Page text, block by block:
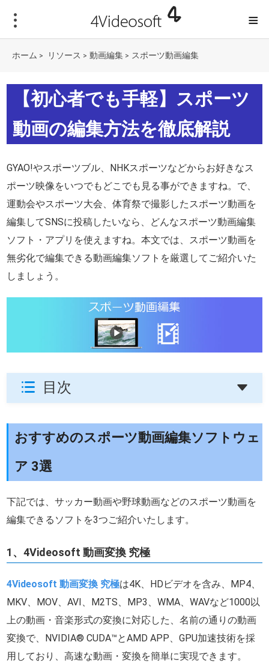
≡
ホーム > リソース > 動画編集 > スポーツ動画編集
【初心者でも手軽】スポーツ
動画の編集方法を徹底解説
GYAO!やスポーツブル、NHKスポーツなどからお好きなス
ポーツ映像をいつでもどこでも見る事ができますね。で、
運動会やスポーツ大会、体育祭で撮影したスポーツ動画を
編集してSNSに投稿したいなら、どんなスポーツ動画編集
ソフト・アプリを使えますね。本文では、スポーツ動画を
無劣化で編集できる動画編集ソフトを厳選してご紹介いた
しましょう。
目次
おすすめのスポーツ動画編集ソフトウェ
ア 3選
下記では、サッカー動画や野球動画などのスポーツ動画を
編集できるソフトを3つご紹介いたします。
1、4Videosoft 動画変換 究極
4Videosoft 動画変換 究極は4K、HDビデオを含み、MP4、
MKV、MOV、AVI、M2TS、MP3、WMA、WAVなど1000以
上の動画・音楽形式の変換に対応した、名前の通りの動画
変換で、NVIDIA® CUDA™とAMD APP、GPU加速技術を採
用しており、高速な動画・変換を簡単に実現できます。